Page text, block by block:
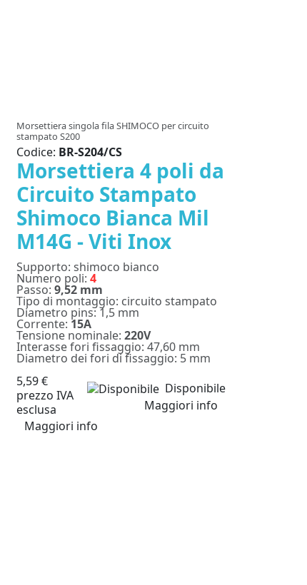
Morsettiera singola fila SHIMOCO per circuito
stampato S200
Codice: BR-S204/CS
Morsettiera 4 poli da
Circuito Stampato
Shimoco Bianca Mil
M14G - Viti Inox
Supporto: shimoco bianco
Numero poli:4
Passo:9,52 mm
Tipo di montaggio: circuito stampato
Diametro pins: 1,5 mm
Corrente: 15A
Tensione nominale:220V
Interasse fori fissaggio: 47,60 mm
Diametro dei fori di fissaggio: 5 mm
5,59 €
prezzo IVA
esclusa
Disponibile
Maggiori info
Maggiori info